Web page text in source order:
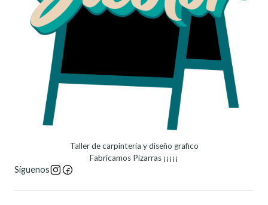
Taller de carpinteria y diseño grafico
Fabricamos Pizarras ¡¡¡¡¡
Síguenos